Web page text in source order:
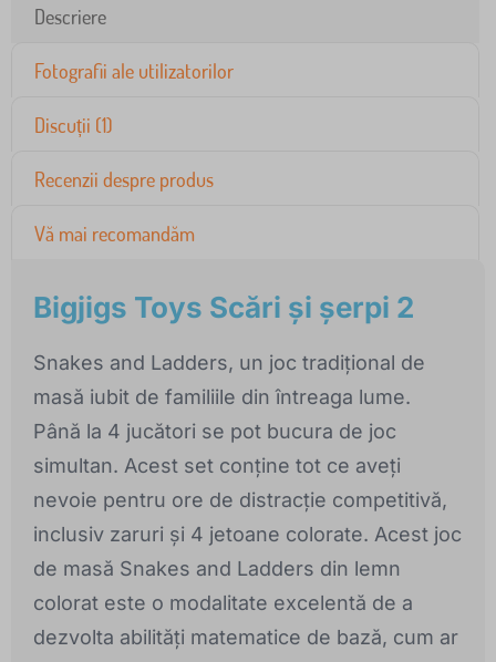
Descriere
Fotografii ale utilizatorilor
Discuții (1)
Recenzii despre produs
Vă mai recomandăm
Bigjigs Toys Scări și șerpi 2
Snakes and Ladders, un joc tradițional de
masă iubit de familiile din întreaga lume.
Până la 4 jucători se pot bucura de joc
simultan. Acest set conține tot ce aveți
nevoie pentru ore de distracție competitivă,
inclusiv zaruri și 4 jetoane colorate. Acest joc
de masă Snakes and Ladders din lemn
colorat este o modalitate excelentă de a
dezvolta abilități matematice de bază, cum ar